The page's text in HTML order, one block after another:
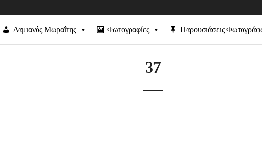
Δαμιανός Μωραΐτης Φωτογραφίες Παρουσιάσεις
37